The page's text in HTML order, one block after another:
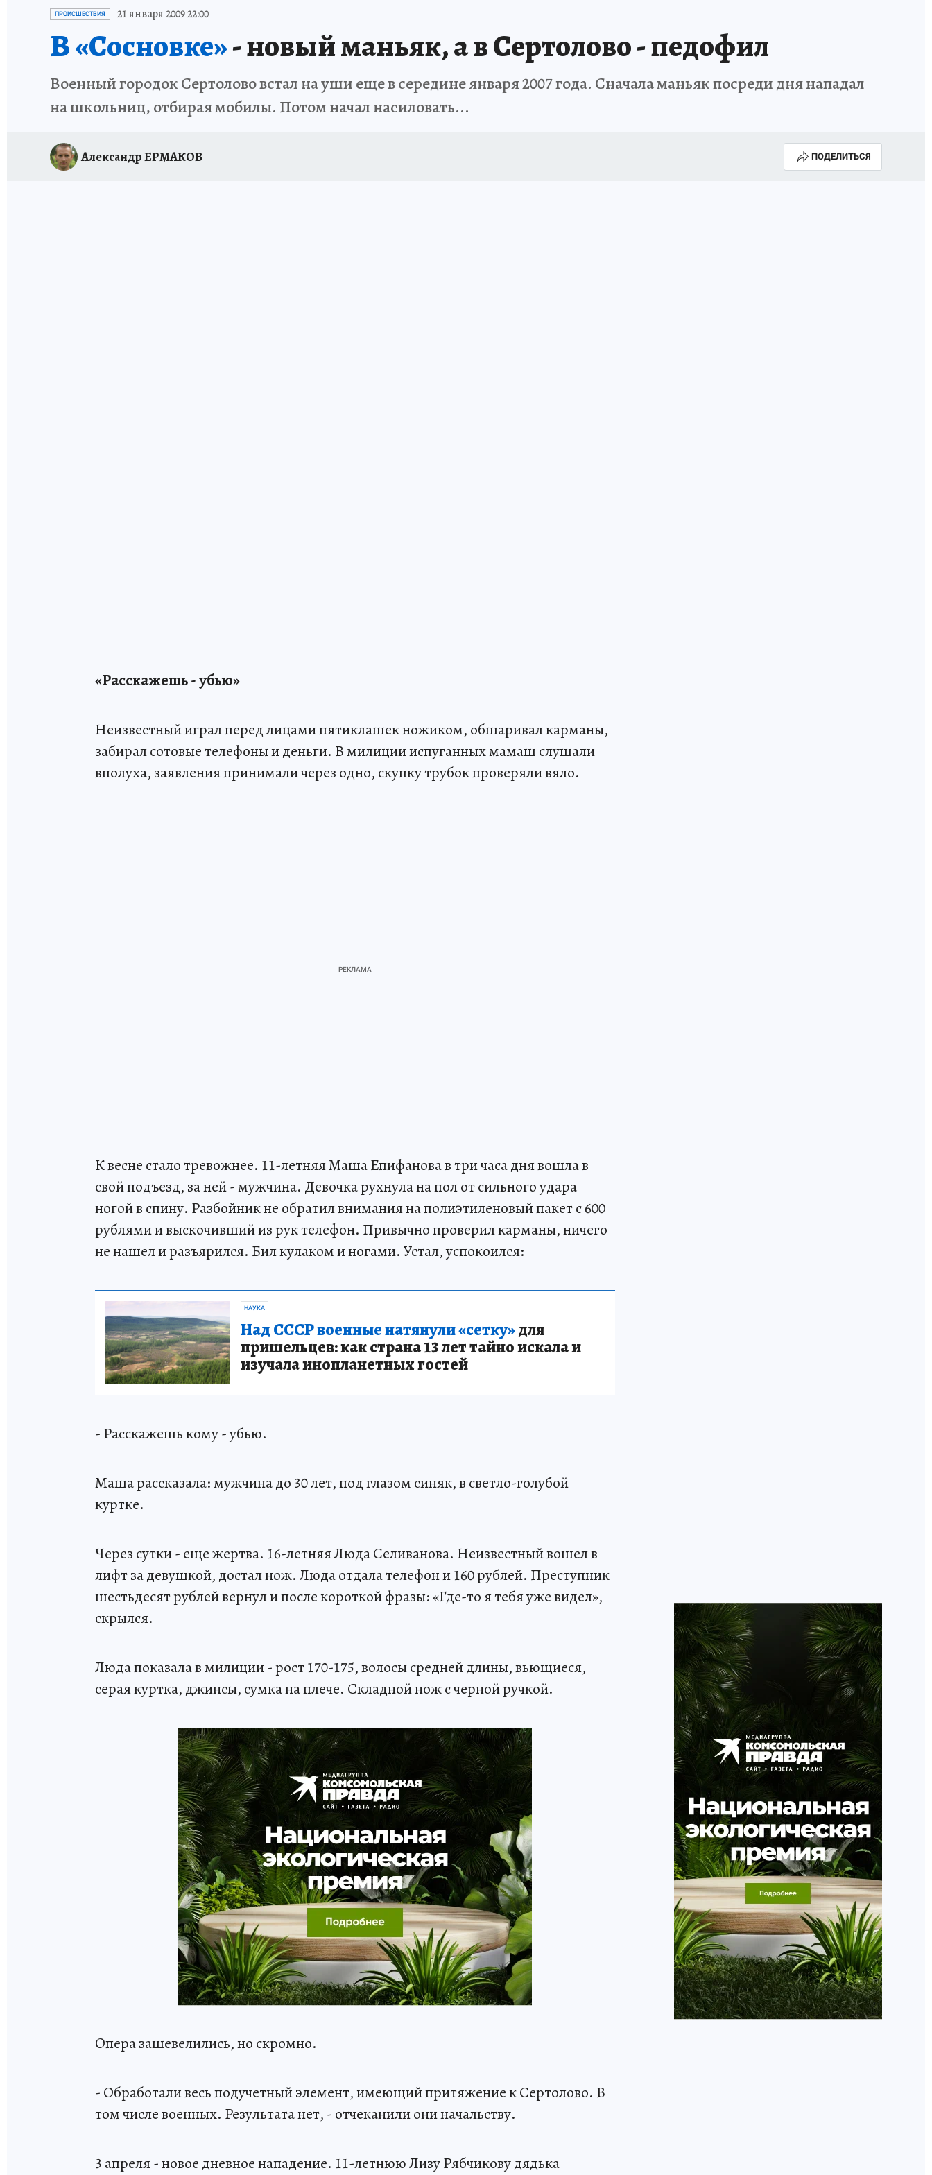
ПЕТЕРБУРГСКАЯ СТРОЙКА
ПРОИСШЕСТВИЯ 21 января 2009 22:00
В «Сосновке»- новый маньяк, а в Сертолово - педофил
Военный городок Сертолово встал на уши еще в середине января 2007 года. Сначала маньяк посреди дня нападал
на школьниц, отбирая мобилы. Потом начал насиловать...
Александр ЕРМАКОВ ПОДЕЛИТЬСЯ
«Расскажешь - убью»
Неизвестный играл перед лицами пятиклашек ножиком, обшаривал карманы,
забирал сотовые телефоны и деньги. В милиции испуганных мамаш слушали
вполуха, заявления принимали через одно, скупку трубок проверяли вяло.
К весне стало тревожнее. 11-летняя Маша Епифанова в три часа дня вошла в
свой подъезд, за ней - мужчина. Девочка рухнула на пол от сильного удара
ногой в спину. Разбойник не обратил внимания на полиэтиленовый пакет с 600
рублями и выскочивший из рук телефон. Привычно проверил карманы, ничего
не нашел и разъярился. Бил кулаком и ногами. Устал, успокоился:
НАУКА
Над СССР военные натянули «сетку»для
пришельцев: как страна 13 лет тайно искала и
изучала инопланетных гостей
- Расскажешь кому - убью.
Маша рассказала: мужчина до 30 лет, под глазом синяк, в светло-голубой
куртке.
Через сутки - еще жертва. 16-летняя Люда Селиванова. Неизвестный вошел в
лифт за девушкой, достал нож. Люда отдала телефон и 160 рублей. Преступник
шестьдесят рублей вернул и после короткой фразы: «Где-то я тебя уже видел»,
скрылся.
Люда показала в милиции - рост 170-175, волосы средней длины, вьющиеся,
серая куртка, джинсы, сумка на плече. Складной нож с черной ручкой.
Опера зашевелились, но скромно.
- Обработали весь подучетный элемент, имеющий притяжение к Сертолово. В
том числе военных. Результата нет, - отчеканили они начальству.
3 апреля - новое дневное нападение. 11-летнюю Лизу Рябчикову дядька